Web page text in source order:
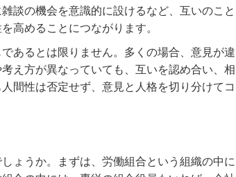
談の機会を意識的に設けるなど、互いのこと
高めることにつながります。
あるとは限りません。多くの場合、意見が違
え方が異なっていても、互いを認め合い、相
間性は否定せず、意見と人格を切り分けてコ
ょうか。まずは、労働組合という組織の中に